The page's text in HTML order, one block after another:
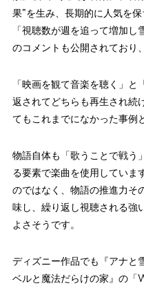
果”を生み、長期的に人気を
「視聴数が週を追って増加
のコメントも公開されており
「映画を観て音楽を聴く」
返されてどちらも再生され続
てもこれまでになかった事例
物語自体も「歌うことで戦う
る要素で楽曲を使用していま
のではなく、物語の推進力そ
味し、繰り返し視聴される強
よさそうです。
ディズニー作品でも『アナと
ベルと魔法だらけの家』の